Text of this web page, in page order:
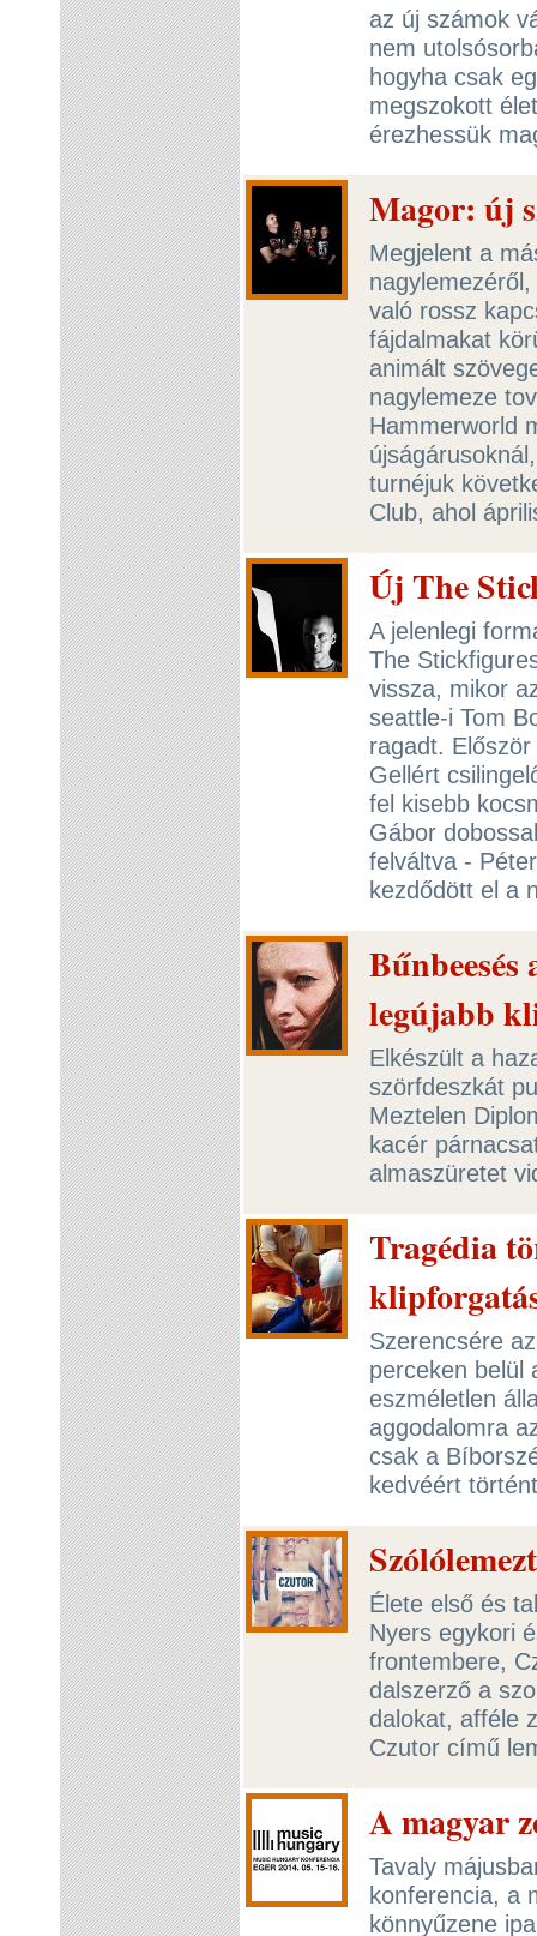
az új számok
nem
hogyha csak
megszokott
érezhessük
Magor: új
Megjelent a
való rossz
fájdalmakat
animált
nagylemeze
Hammerworld
turnéjuk
Club, ahol
Új The
A jelenlegi
The
vissza, mikor
seattle-i Tom
ragadt.
Gellért
fel kisebb
Gábor
felváltva -
kezdődött el a
legújabb
Elkészült a
szörfdeszkát
Meztelen
kacér
almaszüretet
Tragédia
Szerencsére
perceken belül
eszméletlen
aggodalomra
csak a
kedvéért
Élete első és
Nyers egykori
frontembere,
dalszerző a
dalokat, afféle
Czutor című
A magyar
Tavaly
konferencia, a
könnyűzene